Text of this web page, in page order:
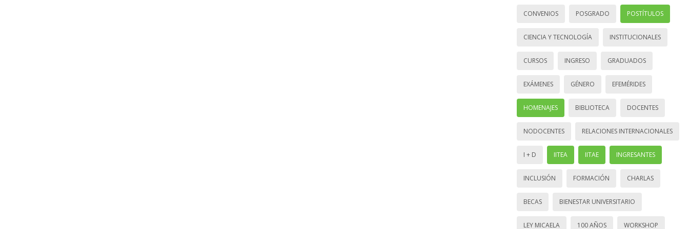
CONVENIOS POSGRADO POSTÍTULOS
CIENCIA Y TECNOLOGÍA INSTITUCIONALES
CURSOS INGRESO GRADUADOS
EXÁMENES GÉNERO EFEMÉRIDES
HOMENAJES BIBLIOTECA DOCENTES
NODOCENTES RELACIONES INTERNACIONALES
I + D IITEA IITAE INGRESANTES
INCLUSIÓN FORMACIÓN CHARLAS
BECAS BIENESTAR UNIVERSITARIO
LEY MICAELA 100 AÑOS WORKSHOP